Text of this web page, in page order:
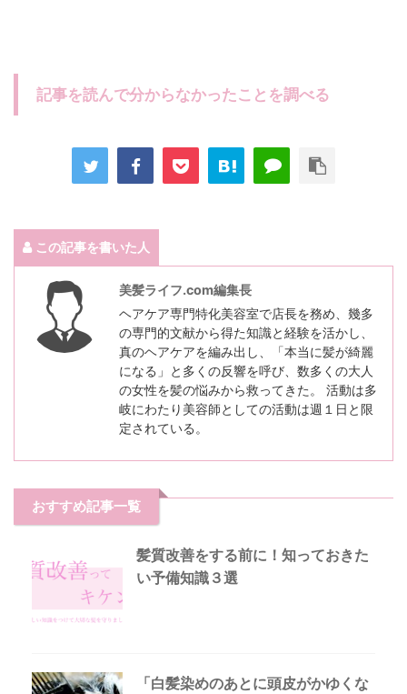
記事を読んで分からなかったことを調べる
この記事を書いた人
美髪ライフ.com編集長
ヘアケア専門特化美容室で店長を務め、幾多
の専門的文献から得た知識と経験を活かし、
真のヘアケアを編み出し、「本当に髪が綺麗
になる」と多くの反響を呼び、数多くの大人
の女性を髪の悩みから救ってきた。 活動は多
岐にわたり美容師としての活動は週１日と限
定されている。
おすすめ記事一覧
髪質改善をする前に！知っておきた
い予備知識３選
「白髪染めのあとに頭皮がかゆくな